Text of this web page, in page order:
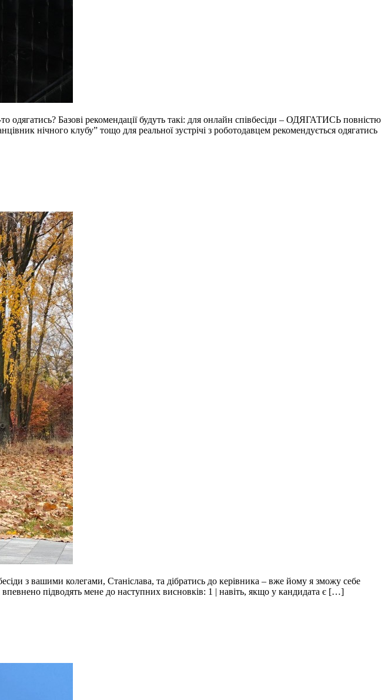
одягатись? Базові рекомендації будуть такі: для онлайн співбесіди – ОДЯГАТИСЬ повністю
нічного клубу” тощо для реальної зустрічі з роботодавцем рекомендується одягатись
з вашими колегами, Станіслава, та дібратись до керівника – вже йому я зможу себе
підводять мене до наступних висновків: 1 | навіть, якщо у кандидата є […]